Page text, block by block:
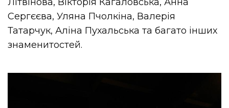
Сергєєва, Уляна Пчолкіна, Валерія
Татарчук, Аліна Пухальська та багато інших
знаменитостей.